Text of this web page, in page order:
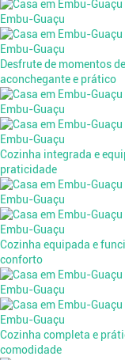
Desfrute de momentos
aconchegante e prático
Cozinha integrada e
praticidade
Cozinha equipada e
conforto
Cozinha completa e
comodidade